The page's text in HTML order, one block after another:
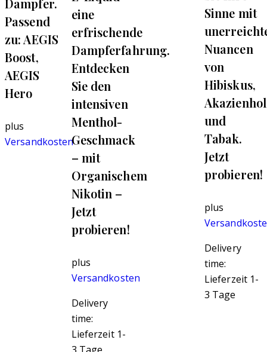
Dampfer.
Passend
zu: AEGIS
Boost,
AEGIS
Hero
plus
Versandkosten
eine
erfrischende
Dampferfahrung.
Entdecken
Sie den
intensiven
Menthol-
Geschmack
– mit
Organischem
Nikotin –
Jetzt
probieren!
plus
Versandkosten
Delivery
time:
Lieferzeit 1-
Sinne mit
Nuancen
von
Hibiskus,
und
Tabak.
Jetzt
probieren!
plus
Delivery
time:
Lieferzeit 1-
3 Tage